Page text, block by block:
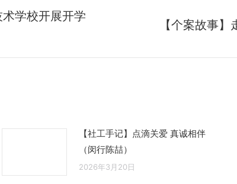
术学校开展开学
的
【个案故事
【社工手记】点滴关爱 真诚相伴
（闵行陈喆）
2026年3月20日